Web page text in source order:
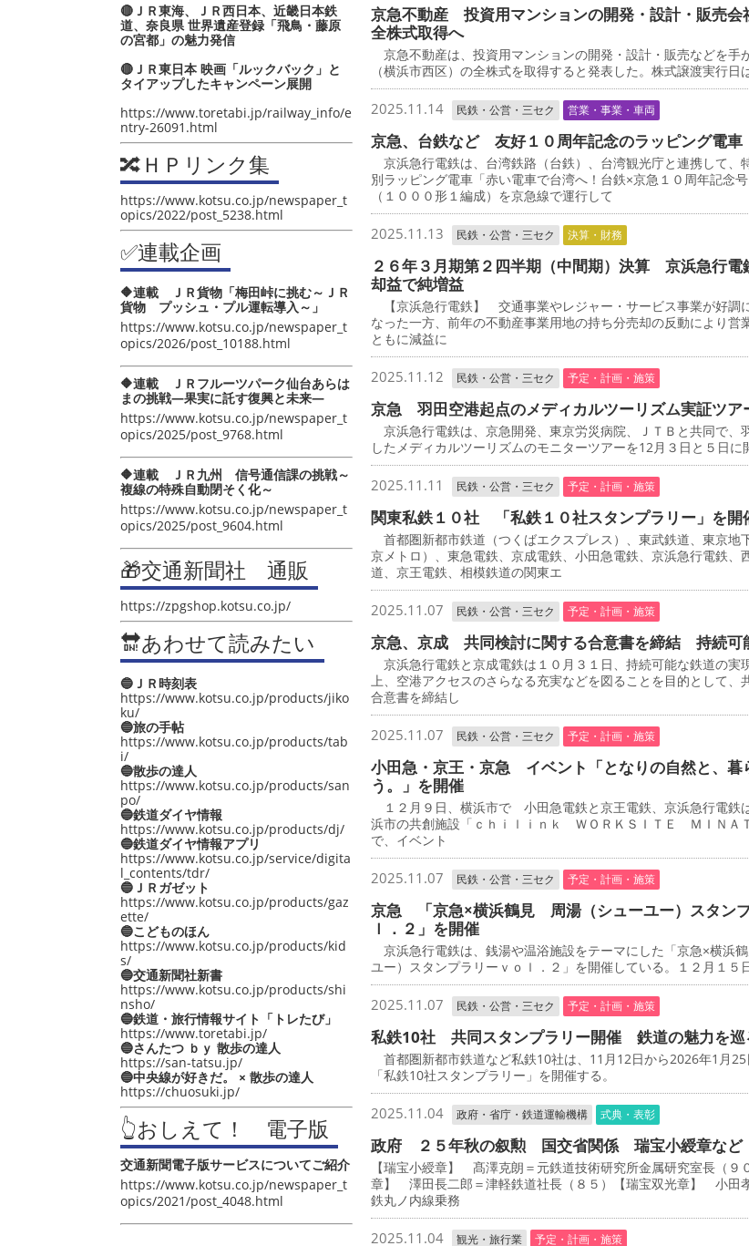
🔴ＪＲ東海、ＪＲ西日本、近畿日本鉄
道、奈良県 世界遺産登録「飛鳥・藤原
の宮都」の魅力発信
🔴ＪＲ東日本 映画「ルックバック」と
タイアップしたキャンペーン展開
https://www.toretabi.jp/railway_info/e
ntry-26091.html
🔀ＨＰリンク集
https://www.kotsu.co.jp/newspaper_t
opics/2022/post_5238.html
✅連載企画
🔶連載 ＪＲ貨物「梅田峠に挑む～ＪＲ
貨物 プッシュ・プル運転導入～」
https://www.kotsu.co.jp/newspaper_t
opics/2026/post_10188.html
🔶連載 ＪＲフルーツパーク仙台あらは
まの挑戦―果実に託す復興と未来―
https://www.kotsu.co.jp/newspaper_t
opics/2025/post_9768.html
🔶連載 ＪＲ九州 信号通信課の挑戦～
複線の特殊自動閉そく化～
https://www.kotsu.co.jp/newspaper_t
opics/2025/post_9604.html
🎁交通新聞社 通販
https://zpgshop.kotsu.co.jp/
🔛あわせて読みたい
🔵ＪＲ時刻表
https://www.kotsu.co.jp/products/jiko
ku/
🔵旅の手帖
https://www.kotsu.co.jp/products/tab
i/
🔵散歩の達人
https://www.kotsu.co.jp/products/san
po/
🔵鉄道ダイヤ情報
https://www.kotsu.co.jp/products/dj/
🔵鉄道ダイヤ情報アプリ
https://www.kotsu.co.jp/service/digita
l_contents/tdr/
🔵ＪＲガゼット
https://www.kotsu.co.jp/products/gaz
ette/
🔵こどものほん
https://www.kotsu.co.jp/products/kid
s/
🔵交通新聞社新書
https://www.kotsu.co.jp/products/shi
nsho/
🔵鉄道・旅行情報サイト「トレたび」
https://www.toretabi.jp/
🔵さんたつ ｂｙ 散歩の達人
https://san-tatsu.jp/
🔵中央線が好きだ。 × 散歩の達人
https://chuosuki.jp/
👆おしえて！ 電子版
交通新聞電子版サービスについてご紹介
https://www.kotsu.co.jp/newspaper_t
opics/2021/post_4048.html
京急不動産 投資用マンションの開発・設計・販売会
全株式取得へ
京急不動産は、投資用マンションの開発・設計・販売などを手
（横浜市西区）の全株式を取得すると発表した。株式譲渡実行日
2025.11.14 民鉄・公営・三セク 営業・事業・車両
京急、台鉄など 友好１０周年記念のラッピング電車
京浜急行電鉄は、台湾鉄路（台鉄）、台湾観光庁と連携して、
別ラッピング電車「赤い電車で台湾へ！台鉄×京急１０周年記念号
（１０００形１編成）を京急線で運行して
2025.11.13 民鉄・公営・三セク 決算・財務
２６年３月期第２四半期（中間期）決算 京浜急行
却益で純増益
【京浜急行電鉄】 交通事業やレジャー・サービス事業が好調
なった一方、前年の不動産事業用地の持ち分売却の反動により営
ともに減益に
2025.11.12 民鉄・公営・三セク 予定・計画・施策
京急 羽田空港起点のメディカルツーリズム実証ツア
京浜急行電鉄は、京急開発、東京労災病院、ＪＴＢと共同で、
したメディカルツーリズムのモニターツアーを12月３日と５日に
2025.11.11 民鉄・公営・三セク 予定・計画・施策
関東私鉄１０社 「私鉄１０社スタンプラリー」を開
首都圏新都市鉄道（つくばエクスプレス）、東武鉄道、東京地
京メトロ）、東急電鉄、京成電鉄、小田急電鉄、京浜急行電鉄、
道、京王電鉄、相模鉄道の関東エ
2025.11.07 民鉄・公営・三セク 予定・計画・施策
京急、京成 共同検討に関する合意書を締結 持続可
京浜急行電鉄と京成電鉄は１０月３１日、持続可能な鉄道の実
上、空港アクセスのさらなる充実などを図ることを目的として、
合意書を締結し
2025.11.07 民鉄・公営・三セク 予定・計画・施策
小田急・京王・京急 イベント「となりの自然と、暮
う。」を開催
１２月９日、横浜市で 小田急電鉄と京王電鉄、京浜急行電鉄
浜市の共創施設「ｃｈｉｌｉｎｋ ＷＯＲＫＳＩＴＥ ＭＩＮＡＴ
で、イベント
2025.11.07 民鉄・公営・三セク 予定・計画・施策
京急 「京急×横浜鶴見 周湯（シューユー）スタン
ｌ．２」を開催
京浜急行電鉄は、銭湯や温浴施設をテーマにした「京急×横浜
ユー）スタンプラリーｖｏｌ．２」を開催している。１２月１５
2025.11.07 民鉄・公営・三セク 予定・計画・施策
私鉄10社 共同スタンプラリー開催 鉄道の魅力を巡
首都圏新都市鉄道など私鉄10社は、11月12日から2026年1月
「私鉄10社スタンプラリー」を開催する。
2025.11.04 政府・省庁・鉄道運輸機構 式典・表彰
政府 ２５年秋の叙勲 国交省関係 瑞宝小綬章など
【瑞宝小綬章】 髙澤克朗＝元鉄道技術研究所金属研究室長（９
章】 澤田長二郎＝津軽鉄道社長（８５）【瑞宝双光章】 小田
鉄丸ノ内線乗務
2025.11.04 観光・旅行業 予定・計画・施策